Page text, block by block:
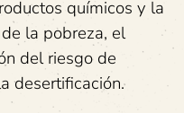
químicos y la
la pobreza, el
del riesgo de
desertificación.